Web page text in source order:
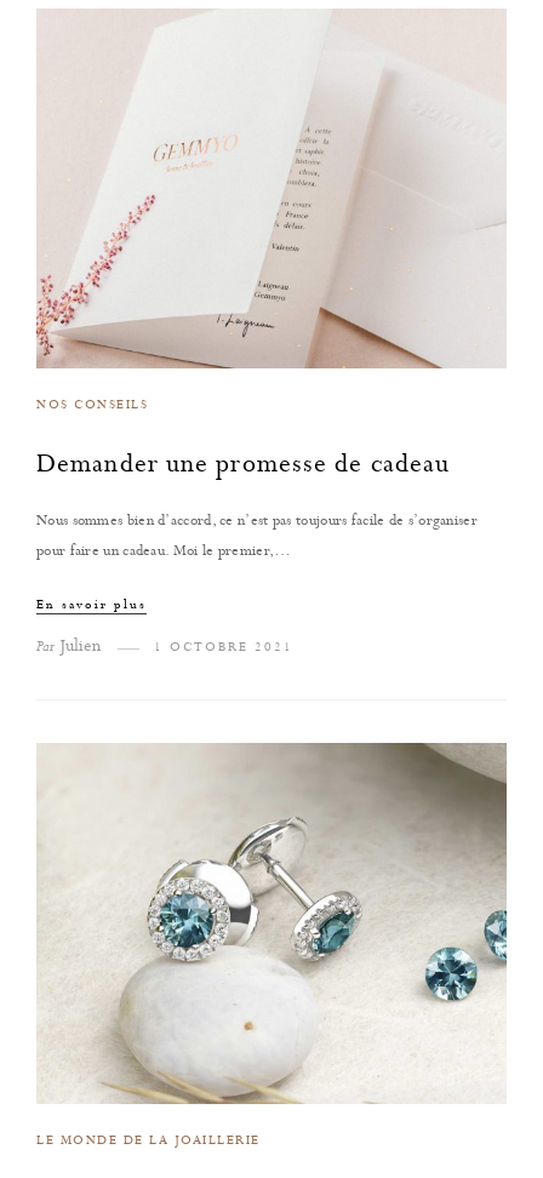
NOS CONSEILS
Demander une promesse de cadeau
Nous sommes bien d’accord, ce n’est pas toujours facile de s’organiser
pour faire un cadeau. Moi le premier,…
En savoir plus
Par Julien 1 OCTOBRE 2021
LE MONDE DE LA JOAILLERIE